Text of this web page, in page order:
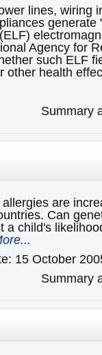
lines, wiring
generate
Agency for
such ELF
other health
Summary
are
Can
a child's
15 October
Summary